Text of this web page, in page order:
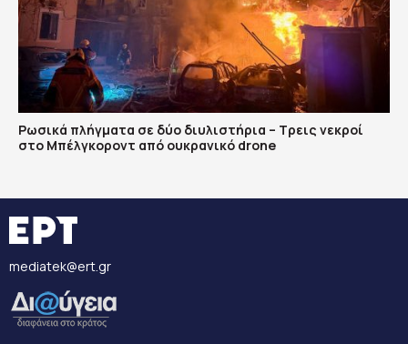
Ρωσικά πλήγματα σε δύο διυλιστήρια – Τρεις νεκροί
στο Μπέλγκοροντ από ουκρανικό drone
mediatek@ert.gr